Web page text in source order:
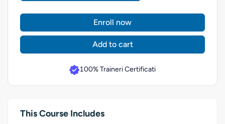
Enroll now
Add to cart
100% Traineri Certificati
This Course Includes